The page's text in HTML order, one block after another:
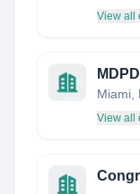
View all
Miami,
View all